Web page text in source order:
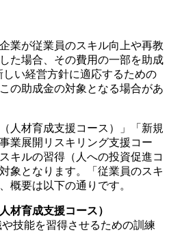
業が従業員のスキル向上や再教
た場合、その費用の一部を助成
い経営方針に適応するための
の助成金の対象となる場合があ
人材育成支援コース）」「新規
業展開リスキリング支援コー
キルの習得（人への投資促進コ
象となります。「従業員のスキ
概要は以下の通りです。
材育成支援コース）
技能を習得させるための訓練